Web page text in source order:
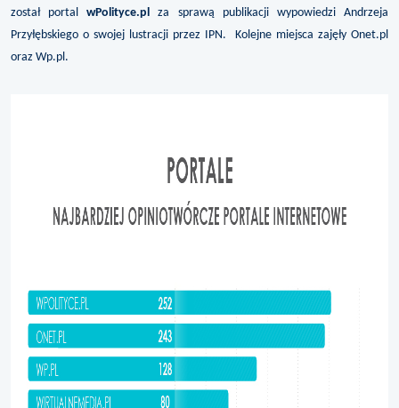
został portal wPolityce.plza sprawą publikacji wypowiedzi Andrzeja
Przyłębskiego o swojej lustracji przez IPN.
Kolejne miejsca zajęły Onet.pl
oraz Wp.pl.